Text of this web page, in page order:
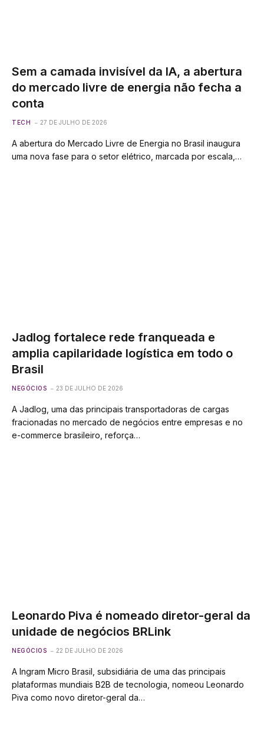
Sem a camada invisível da IA, a abertura
do mercado livre de energia não fecha a
conta
TECH 27 DE JULHO DE 2026
A abertura do Mercado Livre de Energia no Brasil inaugura
uma nova fase para o setor elétrico, marcada por escala,…
Jadlog fortalece rede franqueada e
amplia capilaridade logística em todo o
Brasil
NEGÓCIOS 23 DE JULHO DE 2026
A Jadlog, uma das principais transportadoras de cargas
fracionadas no mercado de negócios entre empresas e no
e-commerce brasileiro, reforça…
Leonardo Piva é nomeado diretor-geral da
unidade de negócios BRLink
NEGÓCIOS 22 DE JULHO DE 2026
A Ingram Micro Brasil, subsidiária de uma das principais
plataformas mundiais B2B de tecnologia, nomeou Leonardo
Piva como novo diretor-geral da…